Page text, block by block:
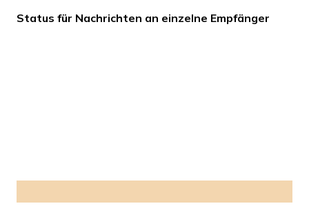
Status für Nachrichten an einzelne Empfänger